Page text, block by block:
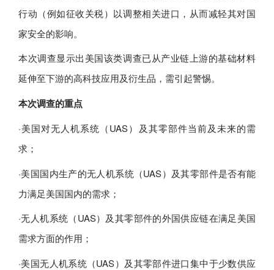
行动（例如征收关税）以调整相关进口，从而减轻其对国
家安全的影响。
本次调查显示出美国该类调查已从产业链上游的基础材料
延伸至下游的高科技应用及衍生品，需引起警惕。
本次调查的重点
·美国对无人机系统（UAS）及其零部件当前及未来的需
求；
·美国国内生产的无人机系统（UAS）及其零部件是否有能
力满足美国国内的需求；
·无人机系统（UAS）及其零部件的外国供应链在满足美国
需求方面的作用；
·美国无人机系统（UAS）及其零部件进口集中于少数供应